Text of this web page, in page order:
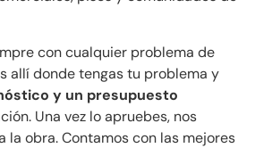
con cualquier problema de
allí donde tengas tu problema y
y un presupuesto
Una vez lo apruebes, nos
la obra. Contamos con las mejores